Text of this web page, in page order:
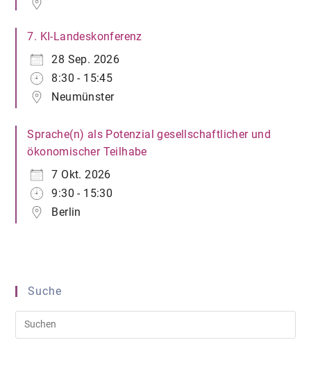
7. KI-Landeskonferenz
28 Sep. 2026
8:30 - 15:45
Neumünster
Sprache(n) als Potenzial gesellschaftlicher und
ökonomischer Teilhabe
7 Okt. 2026
9:30 - 15:30
Berlin
Suche